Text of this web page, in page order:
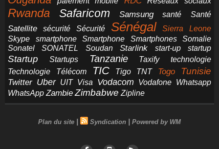
Rwanda Safaricom Samsung santé Santé
Satellite sécurité Sécurité Sénégal
Sierra Leone
Skype
smartphone Smartphone Smartphones
Somalie
Sonatel
SONATEL Soudan Starlink start-up startup
Startup Startups Tanzanie Taxify
technologie
Technologie
Télécom TIC Tigo TNT Togo Tunisie
Twitter Uber UIT Visa Vodacom Vodafone Whatsapp
WhatsApp Zambie Zimbabwe Zipline
Plan du site | Syndication | Powered by WM